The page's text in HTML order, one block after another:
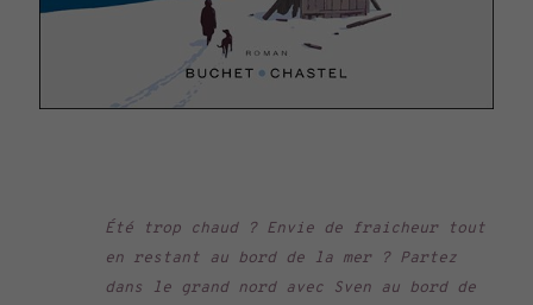
Été trop chaud ? Envie de fraicheur tout
en restant au bord de la mer ? Partez
dans le grand nord avec Sven au bord de